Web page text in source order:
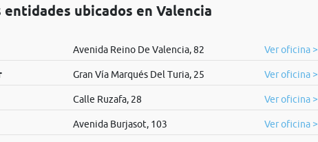
ubicados en Valencia
Avenida Reino De Valencia, 82 Ver oficina >
Gran Vía Marqués Del Turia, 25 Ver oficina >
Calle Ruzafa, 28 Ver oficina >
Avenida Burjasot, 103 Ver oficina >